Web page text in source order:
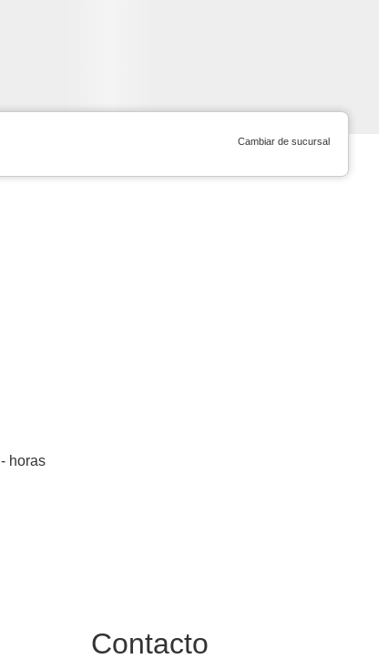
Cambiar de sucursal
- horas
Contacto